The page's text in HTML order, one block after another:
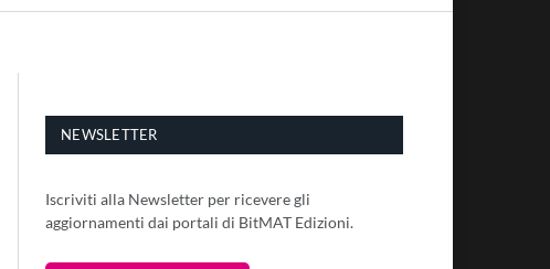
NEWSLETTER
Iscriviti alla Newsletter per ricevere gli
aggiornamenti dai portali di BitMAT Edizioni.